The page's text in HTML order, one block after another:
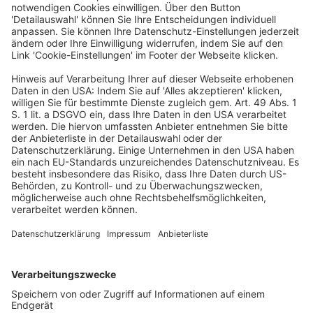
Abkommens vom April 2012 zwischen der
Bundesrepublik Deutschland und dem
Königreich der Niederlande zur
Vermeidung der Doppelbesteuerung und
zur Verhinderung der Steuerverkürzung
auf dem Gebiet der Steuern vom
Einkommen
Veröffentlicht am16. Juni 2026vonkw
24. Januar 2017 GZ IV B 3 – S 1301-NDL/15/10002 Am 1.
Dezember 2015 ist das Abkommen vom 12. April 2012
zwischen der BundesrepublikDeutschland und dem
Dies & Das (StB)